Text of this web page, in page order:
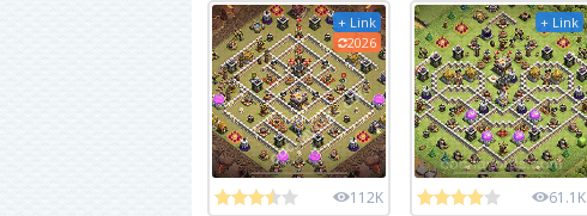
+ Link
2026
112K
+ Link
61.1K